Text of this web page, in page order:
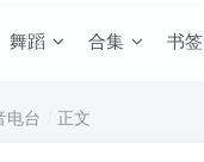
舞蹈 合集 书签
电台 正文